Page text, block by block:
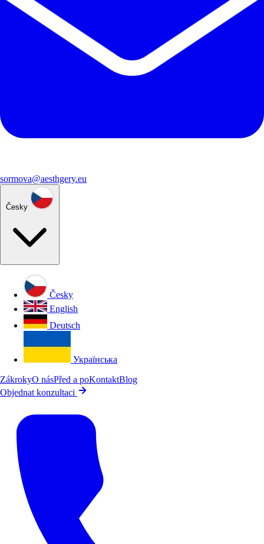
sormova@aesthgery.eu
Česky
Česky
English
Deutsch
Українська
ZákrokyO násPřed a poKontaktBlog
Objednat konzultaci